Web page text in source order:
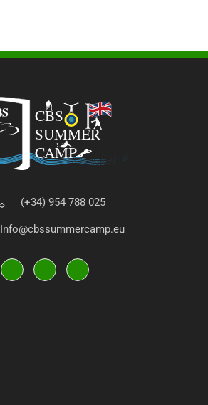
(+34) 954 788 025
Info@cbssummercamp.eu